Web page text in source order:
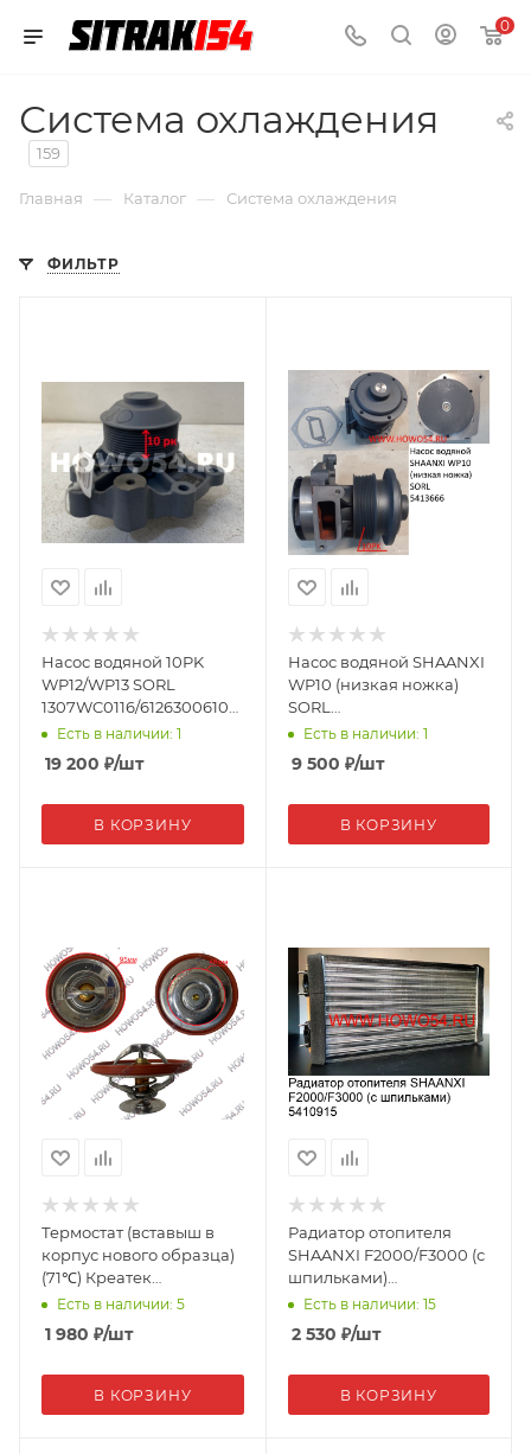
0
Система охлаждения
159
Главная — Каталог — Система охлаждения
ФИЛЬТР
Насос водяной 10PK
WP12/WP13 SORL
1307WC0116/612630061073
(18680)
Есть в наличии: 1
19 200 ₽/шт
В КОРЗИНУ
Насос водяной SHAANXI
WP10 (низкая ножка)
SORL
1307WC0019/612600061603
Есть в наличии: 1
9 500 ₽/шт
В КОРЗИНУ
Термостат (вставыш в
корпус нового образца)
(71℃) Креатек
WD615/WP10-JWQX-71
(CK1140)
Есть в наличии: 5
1 980 ₽/шт
В КОРЗИНУ
Радиатор отопителя
SHAANXI F2000/F3000 (с
шпильками)
81.61960.0067 (10915)
Есть в наличии: 15
2 530 ₽/шт
В КОРЗИНУ